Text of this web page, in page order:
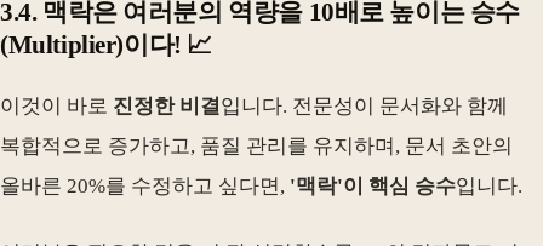
3.4. 맥락은 여러분의 역량을 10배로 높이는 승수
(Multiplier)이다! 📈
이것이 바로 진정한 비결입니다. 전문성이 문서화와 함께
복합적으로 증가하고, 품질 관리를 유지하며, 문서 초안의
올바른 20%를 수정하고 싶다면, '맥락'이 핵심 승수입니다.